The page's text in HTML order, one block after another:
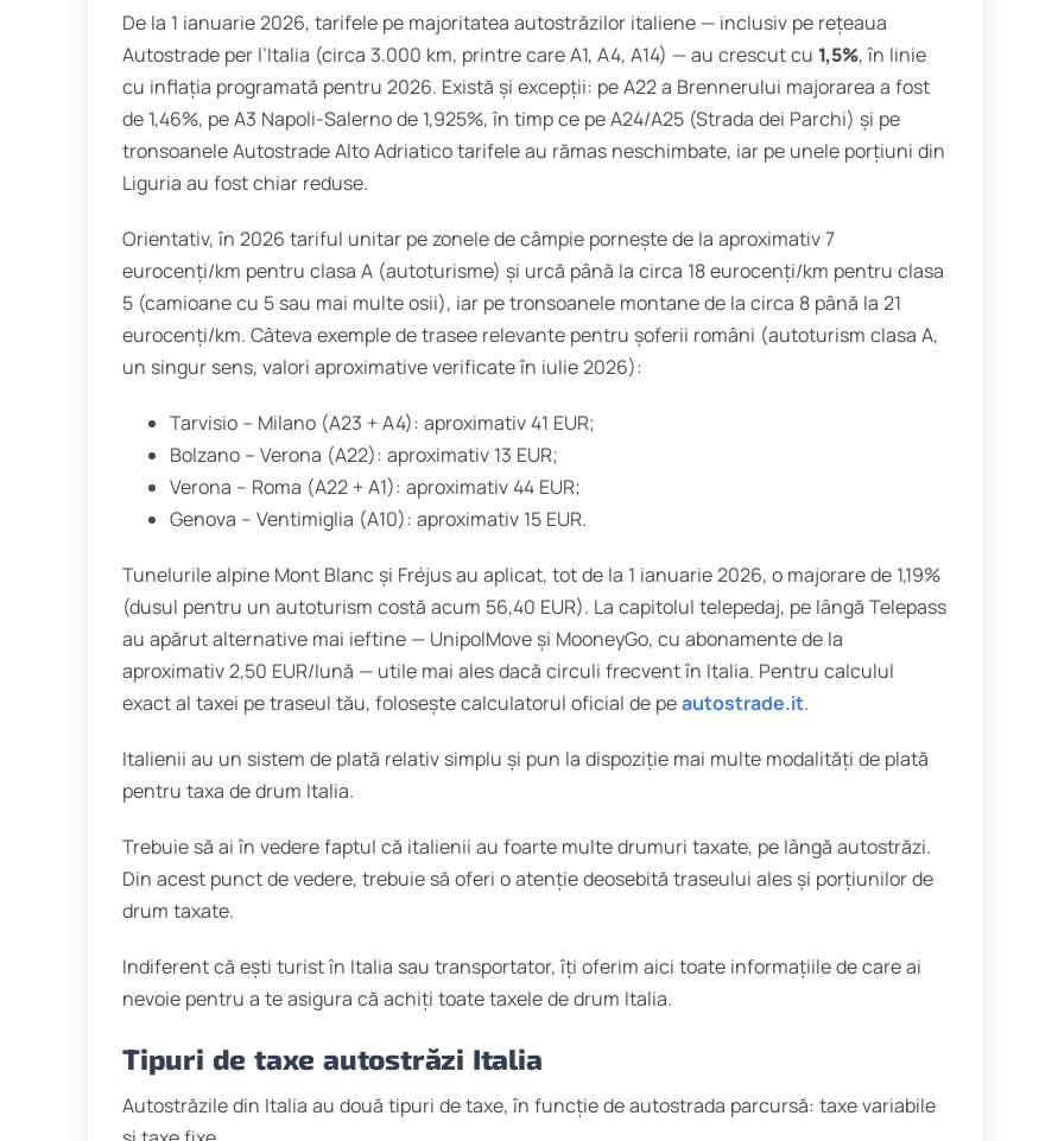
De la 1 ianuarie 2026, tarifele pe majoritatea autostrăzilor italiene — inclusiv pe rețeaua
Autostrade per l’Italia (circa 3.000 km, printre care A1, A4, A14) — au crescut cu 1,5%, în linie
cu inflația programată pentru 2026. Există și excepții: pe A22 a Brennerului majorarea a fost
de 1,46%, pe A3 Napoli-Salerno de 1,925%, în timp ce pe A24/A25 (Strada dei Parchi) și pe
tronsoanele Autostrade Alto Adriatico tarifele au rămas neschimbate, iar pe unele porțiuni din
Liguria au fost chiar reduse.
Orientativ, în 2026 tariful unitar pe zonele de câmpie pornește de la aproximativ 7
eurocenți/km pentru clasa A (autoturisme) și urcă până la circa 18 eurocenți/km pentru clasa
5 (camioane cu 5 sau mai multe osii), iar pe tronsoanele montane de la circa 8 până la 21
eurocenți/km. Câteva exemple de trasee relevante pentru șoferii români (autoturism clasa A,
un singur sens, valori aproximative verificate în iulie 2026):
Tarvisio – Milano (A23 + A4): aproximativ 41 EUR;
Bolzano – Verona (A22): aproximativ 13 EUR;
Verona – Roma (A22 + A1): aproximativ 44 EUR;
Genova – Ventimiglia (A10): aproximativ 15 EUR.
Tunelurile alpine Mont Blanc și Fréjus au aplicat, tot de la 1 ianuarie 2026, o majorare de 1,19%
(dusul pentru un autoturism costă acum 56,40 EUR). La capitolul telepedaj, pe lângă Telepass
au apărut alternative mai ieftine — UnipolMove și MooneyGo, cu abonamente de la
aproximativ 2,50 EUR/lună — utile mai ales dacă circuli frecvent în Italia. Pentru calculul
exact al taxei pe traseul tău, folosește calculatorul oficial de peautostrade.it.
Italienii au un sistem de plată relativ simplu și pun la dispoziție mai multe modalități de plată
pentru taxa de drum Italia.
Trebuie să ai în vedere faptul că italienii au foarte multe drumuri taxate, pe lângă autostrăzi.
Din acest punct de vedere, trebuie să oferi o atenție deosebită traseului ales și porțiunilor de
drum taxate.
Indiferent că ești turist în Italia sau transportator, îți oferim aici toate informațiile de care ai
nevoie pentru a te asigura că achiți toate taxele de drum Italia.
Tipuri de taxe autostrăzi Italia
Autostrăzile din Italia au două tipuri de taxe, în funcție de autostrada parcursă: taxe variabile